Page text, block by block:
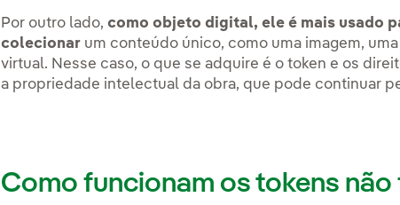
Por outro lado,como objeto digital, ele é mais usado
colecionar um conteúdo único, como uma imagem,
virtual. Nesse caso, o que se adquire é o token e os
a propriedade intelectual da obra, que pode continuar
Como funcionam os tokens não